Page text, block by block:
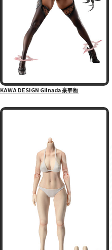
KAWA DESIGN Gilnada 豪華版